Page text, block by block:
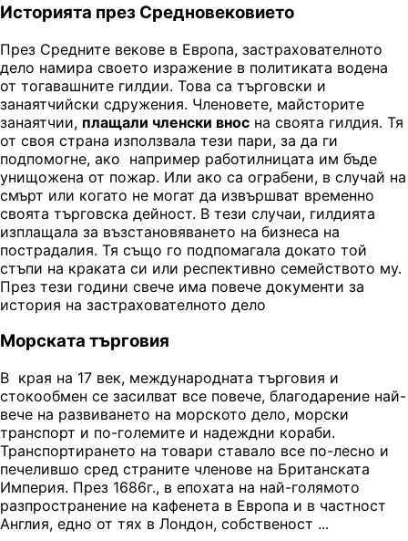
Историята през Средновековието
През Средните векове в Европа, застрахователното
дело намира своето изражение в политиката водена
от тогавашните гилдии. Това са търговски и
занаятчийски сдружения. Членовете, майсторите
занаятчии, плащали членски внос на своята гилдия. Тя
от своя страна използвала тези пари, за да ги
подпомогне, ако например работилницата им бъде
унищожена от пожар. Или ако са ограбени, в случай на
смърт или когато не могат да извършват временно
своята търговска дейност. В тези случаи, гилдията
изплащала за възстановяването на бизнеса на
пострадалия. Тя също го подпомагала докато той
стъпи на краката си или респективно семейството му.
През тези години свече има повече документи за
история на застрахователното дело
Морската търговия
В края на 17 век, международната търговия и
стокообмен се засилват все повече, благодарение най-
вече на развиването на морското дело, морски
транспорт и по-големите и надеждни кораби.
Транспортирането на товари ставало все по-лесно и
печелившо сред страните членове на Британската
Империя. През 1686г., в епохата на най-голямото
разпространение на кафенета в Европа и в частност
Англия, едно от тях в Лондон, собственост ...